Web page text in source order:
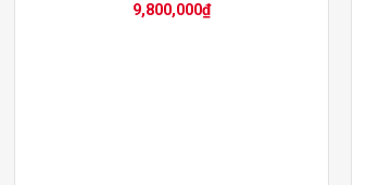
9,800,000₫